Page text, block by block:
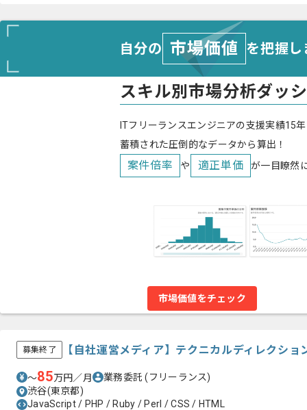
自分の 市場価値 を把握
スキル別市場分析ダッ
ITフリーランスエンジニアの支援実績15
蓄積された圧倒的なデータから算出！
案件倍率 や 適正単価 が一目瞭然
市場価値をチェック
募集終了 【自社運営メディア】テクニカルディレクシ
〜85万円／月 業務委託(フリーランス)
渋谷(東京都)
JavaScript / PHP / Ruby / Perl / CSS / HTML